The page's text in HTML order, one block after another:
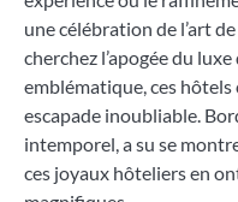
une célébration de l’art
cherchez l’apogée du
emblématique, ces hôtels
escapade inoubliable.
intemporel, a su se
ces joyaux hôteliers en